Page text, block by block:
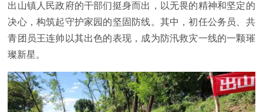
出山镇人民政府的干部们挺身而出，以无畏的精神和坚定的
决心，构筑起守护家园的坚固防线。其中，初任公务员、共
青团员王连帅以其出色的表现，成为防汛救灾一线的一颗璀
璨新星。